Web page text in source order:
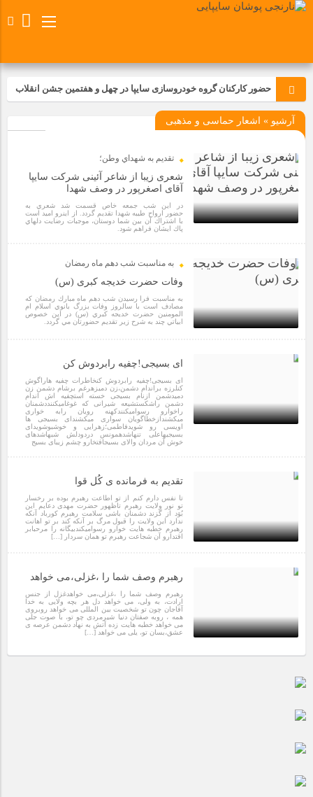
حضور کارکنان گروه خودروسازی سایپا در چهل و هفتمین جشن انقلاب
تجدید بیعت کارکنان شرکت پارس خودرو با آرمان های رهبر کبیر و فقید
مسابقات ورزشی در مگاموتوربا استقبال کارکنان برگزار شد
مراسم عزاداری و ذکرمصیبت سالروز شهادت امام محمدتقی(ع) در
شرکت زامیاد
تجربه‌ای میدانی از صنعت برای دانش‌آموزان فنی‌وحرفه‌ای؛ بازدید
دانش‌آموزان از خطوط تولید مگاموتور
مراسم بزرگداشت سالروز آزادسازی خرمشهر در شرکت پارس خودرو
برگزار شد
مراسم گرامیداشت سالروز آزادسازی خرمشهر در نمازخانه فاطمیه
تیم شهدای مگاموتور در بزرگترین مسابقات گل کوچک جهان شرکت
آرشیو » اشعار حماسی و مذهبی
تقديم به شهداي وطن؛
شعری زیبا از شاعر آئینی شرکت سایپا
آقای اصغرپور در وصف شهدا
در اين شب جمعه خاص قسمت شد شعري به
حضور ارواح طيبه شهدا تقديم گردد. از اينرو اميد است
با اشتراك آن بين شما دوستان، موجبات رضايت دلهاي
پاك ايشان فراهم شود.
به مناسبت شب دهم ماه رمضان
وفات حضرت خدیجه کبری (س)
به مناسبت فرا رسيدن شب دهم ماه مبارك رمضان كه
مصادف است با سالروز وفات بزرگ بانوي اسلام ام
المومنين حضرت خديجه كبري (س) در اين خصوص
ابياتي چند به شرح زير تقديم حضورتان مي گردد.
ای بسیجی!چفیه رابردوش کن
ای بسیجی!چفیه رابردوش کنخاطرات چفیه هاراگوش
کنلرزه براندام دشمن،زن دمیزهرغم برشام دشمن زن
دمیدشمن ازنام بسیجی خسته استچفیه اش اندام
دشمن راشکستشیعه شیرانی که غوغامیکننددشمنان
راخوارو رسوامیکنندکهنه رویان رابه خواری
میکشندازخطاگویان سواری میکشندای بسیجی ها
اویسی رو شویدفاطمی؛زهرایی و خوشبوشویدای
بسیجیهاعلی تنهاشدهمونس دردودلش شبهاشدهای
خوش آن مردان والای بسیجافتخارو چشم زیبای بسیج
تقدیم به فرمانده ی کُل قوا
تا نفس دارم کنم از تو اطاعت رهبرم بوده بر رخسار
تو نور ولایت رهبرم تاظهور حضرت مهدی دعایم این
بُوَد از گزند دشمنان باشی سلامت رهبرم کورباد آنکه
ندارد این ولایت را قبول مرگ بر آنکه کند بر تو اهانت
رهبرم خطبه هایت خوارو رسوامیکندبیگانه را مرحبابر
اقتدارو آن شجاعت رهبرم تو همان سردار […]
رهبرم وصف شما را ،غزلی،می خواهد
رهبرم وصف شما را ،غزلی،می خواهدغزل از جنس
ارادت، به ولی، می خواهد دل هر بچه ولایی به خدا
آقاجان چون تو شخصیت بین المللی می خواهد روبروی
همه ، روبه صفتان دنیا شیرمردی چو تو، با صوت جلی
می خواهد خطبه هایت زده آتش به نهاد دشمن عرصه ی
عشق،بسان تو، یلی می خواهد […]